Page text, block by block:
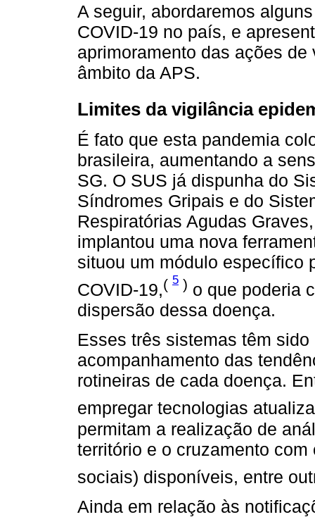
A seguir, abordaremos
COVID-19 no país, e
aprimoramento das ações
âmbito da APS.
Limites da vigilância
É fato que esta pandemia
brasileira, aumentando a
SG. O SUS já dispunha do
Síndromes Gripais e do
Respiratórias Agudas
implantou uma nova
situou um módulo específico
COVID-19,( 5 ) o que poderia
dispersão dessa doença.
Esses três sistemas têm
acompanhamento das
rotineiras de cada doença.
empregar tecnologias
permitam a realização de
território e o cruzamento
sociais) disponíveis, entre
Ainda em relação às